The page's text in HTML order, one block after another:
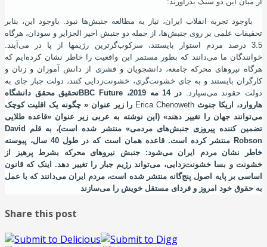
باوجود تجربه انقلاب ایران، نیاز به مطالعه جنبش‌ها نبود. باوجود این، بنابر
تحقیقات علمی بر روی جنبش‌ها، از جمله دو جنبش اخیر الجزایر و سودان، هرگاه
3.5 درصد مردم استوار بایستند، سرکوب‌گرترین رﮊیمها از پا در می‌آیند.
خوانندگان ما می‌دانند که بطور مستمر این واقعیت را خاطر نشان کرده‌ایم که
هرگاه نیروهای محرکه جامعه، دانشجویان و قشری از دانش آموزان و زنان و
کارگران بایستند و به جای خشونت‌گری، خشونت‌زدایی کنند، دولت جبار جای به
دولت حقوند می‌سپارد.در 14 مه 2019، BBC Futureتحقیق محقق دانشگاه
هاروارد، اریکا جنوث Erica Chenoweth را زیر عنوان « چگونه یک اقلیت کوچک
می‌توانند جهان را تغییر دهند» (این نوشته به عربی زیر عنوان «قاعده طلایی
تضمین کننده پیروزی جنبش‌های مردمی» منتشر شده است)، به قلم
David
Robson
منتشر کرده‌ است. قاعده همان است که در طول 40 سال، پیوسته
خاطر نشان مردم ایران می‌شود: جنبش نیروهای محرکه بشرط پرهیز از
خشونت و بسا خشونت‌زدایی، می‌تواند رﮊیم جبار را تغییر دهد. اینک که قانون
اساسی بر پایه اصول پنج‌گانه منتشر شده ‌است، مردم ایران می‌دانند که با عمل
به حقوق خود امروز و فردای مستقل خویش را می‌سازند
Share this post